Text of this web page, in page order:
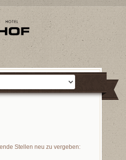
Stellen neu zu vergeben: